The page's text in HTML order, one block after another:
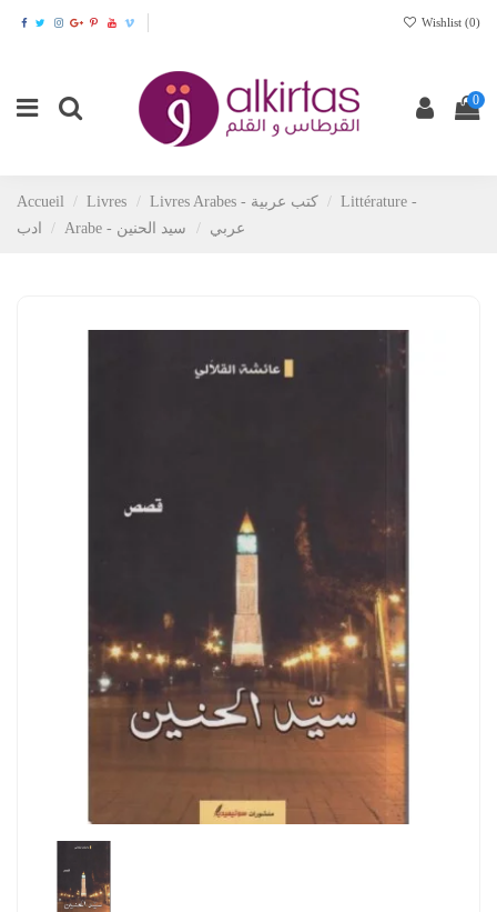
Wishlist (0)
0
Accueil Livres Livres Arabes - كتب عربية
Littérature -
ادب
Arabe - عربي سيد الحنين